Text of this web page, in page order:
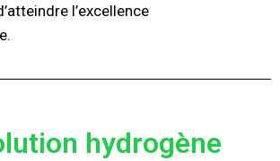
l’excellence
hydrogène